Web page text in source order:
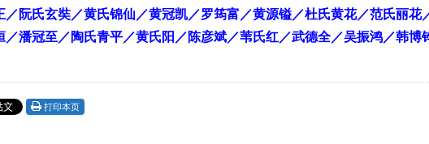
／阮氏玄奘／黄氏锦仙／黄冠凯／罗筠富／黄源镒／杜氏黄花／范氏丽花
／潘冠至／陶氏青平／黄氏阳／陈彦斌／苇氏红／武德全／吴振鸿／韩博
打印本页